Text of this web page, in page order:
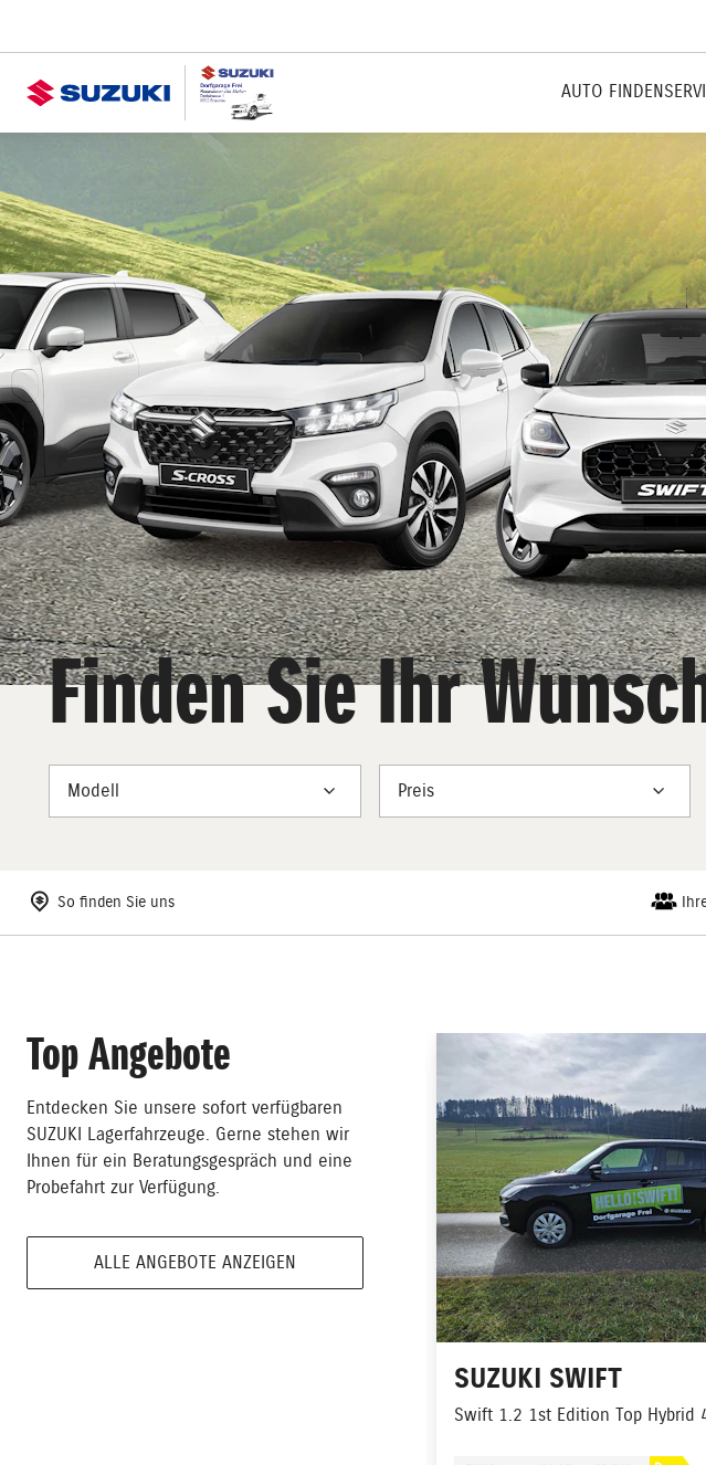
AUTO FINDEN
Finden Sie Ihr
Modell Preis
So finden Sie uns
Top Angebote
Entdecken Sie unsere sofort verfügbaren
SUZUKI Lagerfahrzeuge. Gerne stehen wir
Ihnen für ein Beratungsgespräch und eine
Probefahrt zur Verfügung.
ALLE ANGEBOTE ANZEIGEN
SUZUKI SWIFT
Swift 1.2 1st Edition Top Hybrid